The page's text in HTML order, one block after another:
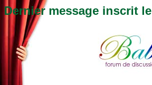
Dernier message inscrit le